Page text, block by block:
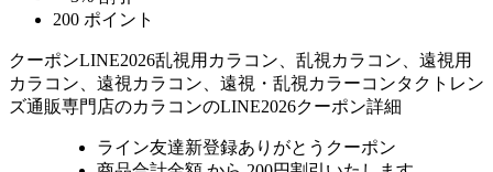
200 ポイント
クーポンLINE2026乱視用カラコン、乱視カラコン、遠視用
カラコン、遠視カラコン、遠視・乱視カラーコンタクトレン
ズ通販専門店のカラコンのLINE2026クーポン詳細
ライン友達新登録ありがとうクーポン